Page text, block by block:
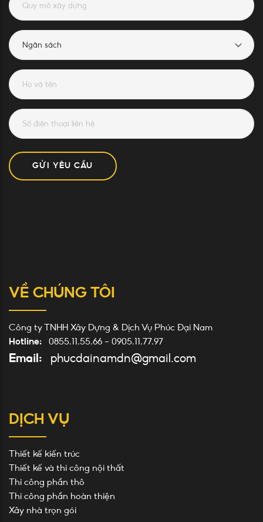
GỬI YÊU CẦU
VỀ CHÚNG TÔI
Công ty TNHH Xây Dựng & Dịch Vụ Phúc Đại Nam
Hotline:
0855.11.55.66 - 0905.11.77.97
Email: phucdainamdn@gmail.com
DỊCH VỤ
Thiết kế kiến trúc
Thiết kế và thi công nội thất
Thi công phần thô
Thi công phần hoàn thiện
Xây nhà trọn gói